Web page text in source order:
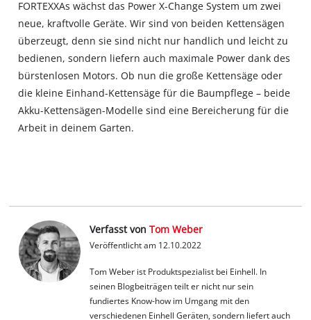
FORTEXXAs wächst das Power X-Change System um zwei
neue, kraftvolle Geräte. Wir sind von beiden Kettensägen
überzeugt, denn sie sind nicht nur handlich und leicht zu
bedienen, sondern liefern auch maximale Power dank des
bürstenlosen Motors. Ob nun die große Kettensäge oder
die kleine Einhand-Kettensäge für die Baumpflege – beide
Akku-Kettensägen-Modelle sind eine Bereicherung für die
Arbeit in deinem Garten.
Verfasst von Tom Weber
Veröffentlicht am 12.10.2022
Tom Weber ist Produktspezialist bei Einhell. In
seinen Blogbeiträgen teilt er nicht nur sein
fundiertes Know-how im Umgang mit den
verschiedenen Einhell Geräten, sondern liefert auch